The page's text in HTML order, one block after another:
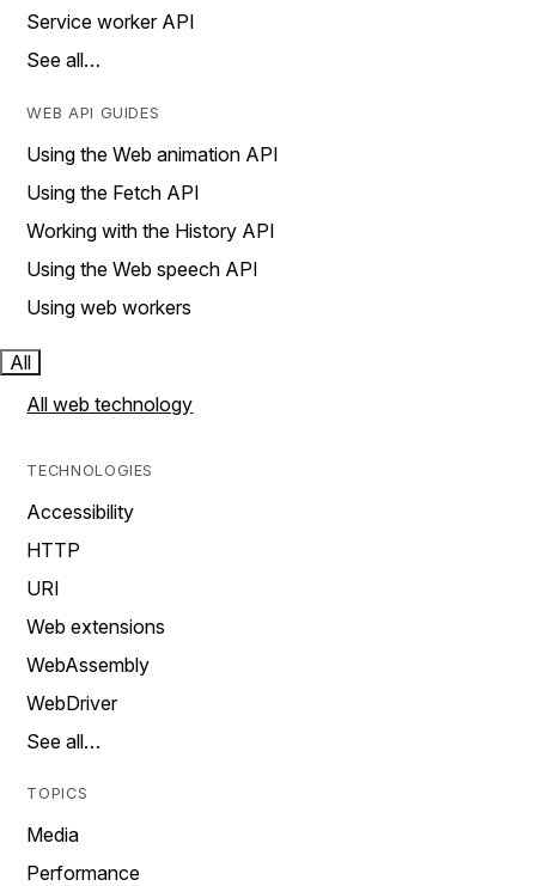
Service worker API
See all…
WEB API GUIDES
Using the Web animation API
Using the Fetch API
Working with the History API
Using the Web speech API
Using web workers
All
All web technology
TECHNOLOGIES
Accessibility
HTTP
URI
Web extensions
WebAssembly
WebDriver
See all…
TOPICS
Media
Performance